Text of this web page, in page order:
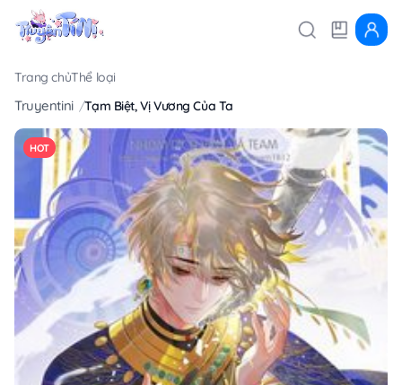
Trang chủThể loại
Truyentini Tạm Biệt, Vị Vương Của Ta
HOT